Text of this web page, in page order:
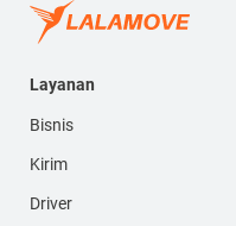
Layanan
Bisnis
Kirim
Driver